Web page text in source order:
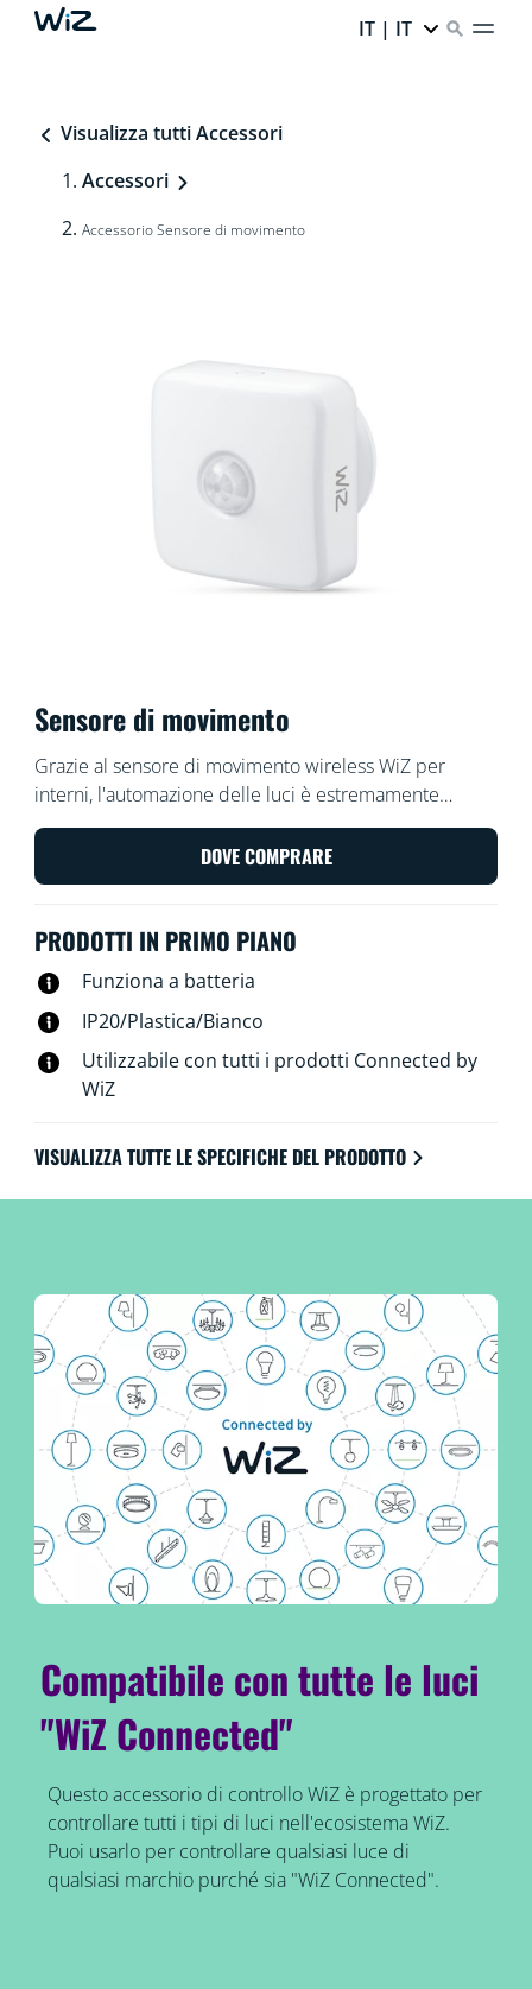
IT | IT
Visualizza tutti Accessori
Accessori
Accessorio Sensore di movimento
Sensore di movimento
Grazie al sensore di movimento wireless WiZ per
interni, l'automazione delle luci è estremamente
semplice: si accendono quando ci passi davanti e si
spengono quando non ci sei. Posiziona il sensore, che
viene fornito con una batteria, in un ingresso o in un
accese o spente in orari specifici alle impostazioni che
DOVE COMPRARE
PRODOTTI IN PRIMO PIANO
Funziona a batteria
IP20/Plastica/Bianco
Utilizzabile con tutti i prodotti Connected by
WiZ
VISUALIZZA TUTTE LE SPECIFICHE DEL PRODOTTO
Compatibile con tutte le luci
"WiZ Connected"
Questo accessorio di controllo WiZ è progettato per
controllare tutti i tipi di luci nell'ecosistema WiZ.
Puoi usarlo per controllare qualsiasi luce di
qualsiasi marchio purché sia "WiZ Connected".